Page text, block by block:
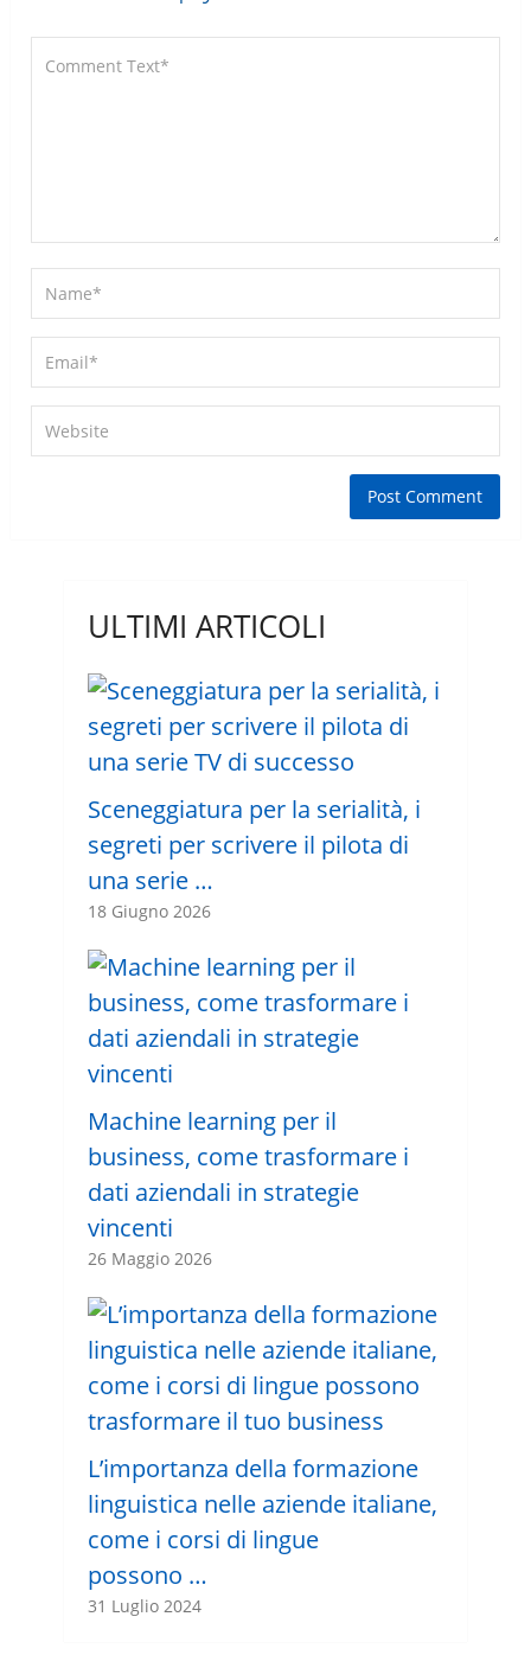
ULTIMI ARTICOLI
Sceneggiatura per la serialità, i
segreti per scrivere il pilota di
una serie …
18 Giugno 2026
Machine learning per il
business, come trasformare i
dati aziendali in strategie
vincenti
26 Maggio 2026
L’importanza della formazione
linguistica nelle aziende italiane,
come i corsi di lingue
possono …
31 Luglio 2024